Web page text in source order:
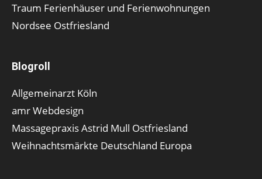
Traum Ferienhäuser und Ferienwohnungen
Nordsee Ostfriesland
Blogroll
Allgemeinarzt Köln
amr Webdesign
Massagepraxis Astrid Mull Ostfriesland
Weihnachtsmärkte Deutschland Europa